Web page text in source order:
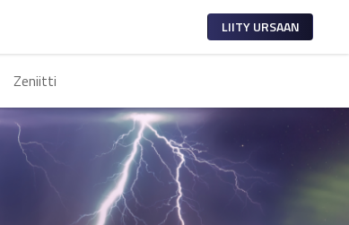
LIITY URSAAN
Zeniitti